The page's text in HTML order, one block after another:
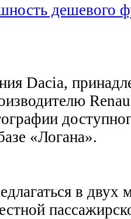
дешевого
Dacia,
«Логана».
в